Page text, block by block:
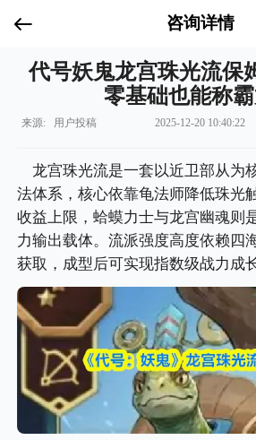
咨询详情
代号妖鬼龙宫珠光流保
零基础也能称
来源: 用户投稿 2025-12-20 10:40:22
龙宫珠光流是一套以近卫部从为
法体系，核心依靠龟法师降低珠光
收益上限，蛤蟆力士与龙宫幽魂则
力输出载体。流派强度高度依赖四
获取，成型后可实现指数级战力成长